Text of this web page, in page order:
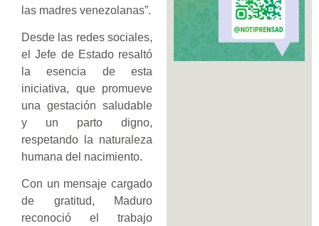
las madres venezolanas”.
Desde las redes sociales,
el Jefe de Estado resaltó
la esencia de esta
iniciativa, que promueve
una gestación saludable
y un parto digno,
respetando la naturaleza
humana del nacimiento.
Con un mensaje cargado
de gratitud, Maduro
reconoció el trabajo